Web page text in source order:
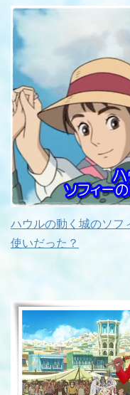
ハウルの動く城のソフ
使いだった？